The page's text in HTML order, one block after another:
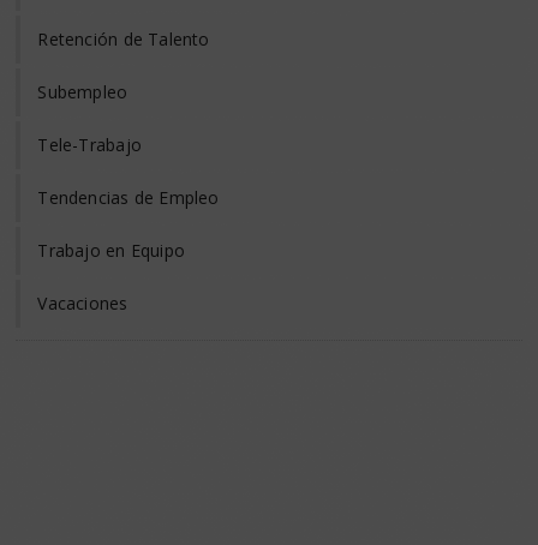
Retención de Talento
Subempleo
Tele-Trabajo
Tendencias de Empleo
Trabajo en Equipo
Vacaciones